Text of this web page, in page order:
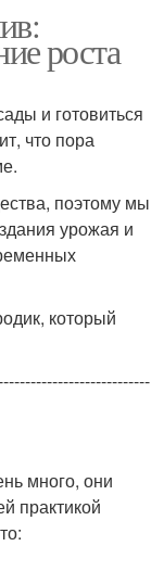
роста
и готовиться
что пора
поэтому мы
урожая и
который
много, они
практикой